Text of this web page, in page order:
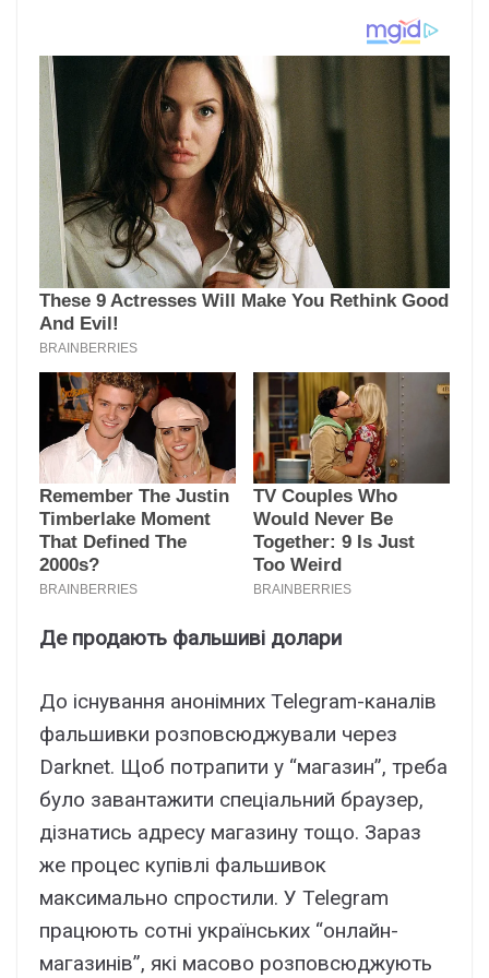
Де продають фальшиві долари
До існування анонімних Telegram-каналів
фальшивки розповсюджували через
Darknet. Щоб потрапити у “магазин”, треба
було завантажити спеціальний браузер,
дізнатись адресу магазину тощо. Зараз
же процес купівлі фальшивок
максимально спростили. У Telegram
працюють сотні українських “онлайн-
магазинів”, які масово розповсюджують